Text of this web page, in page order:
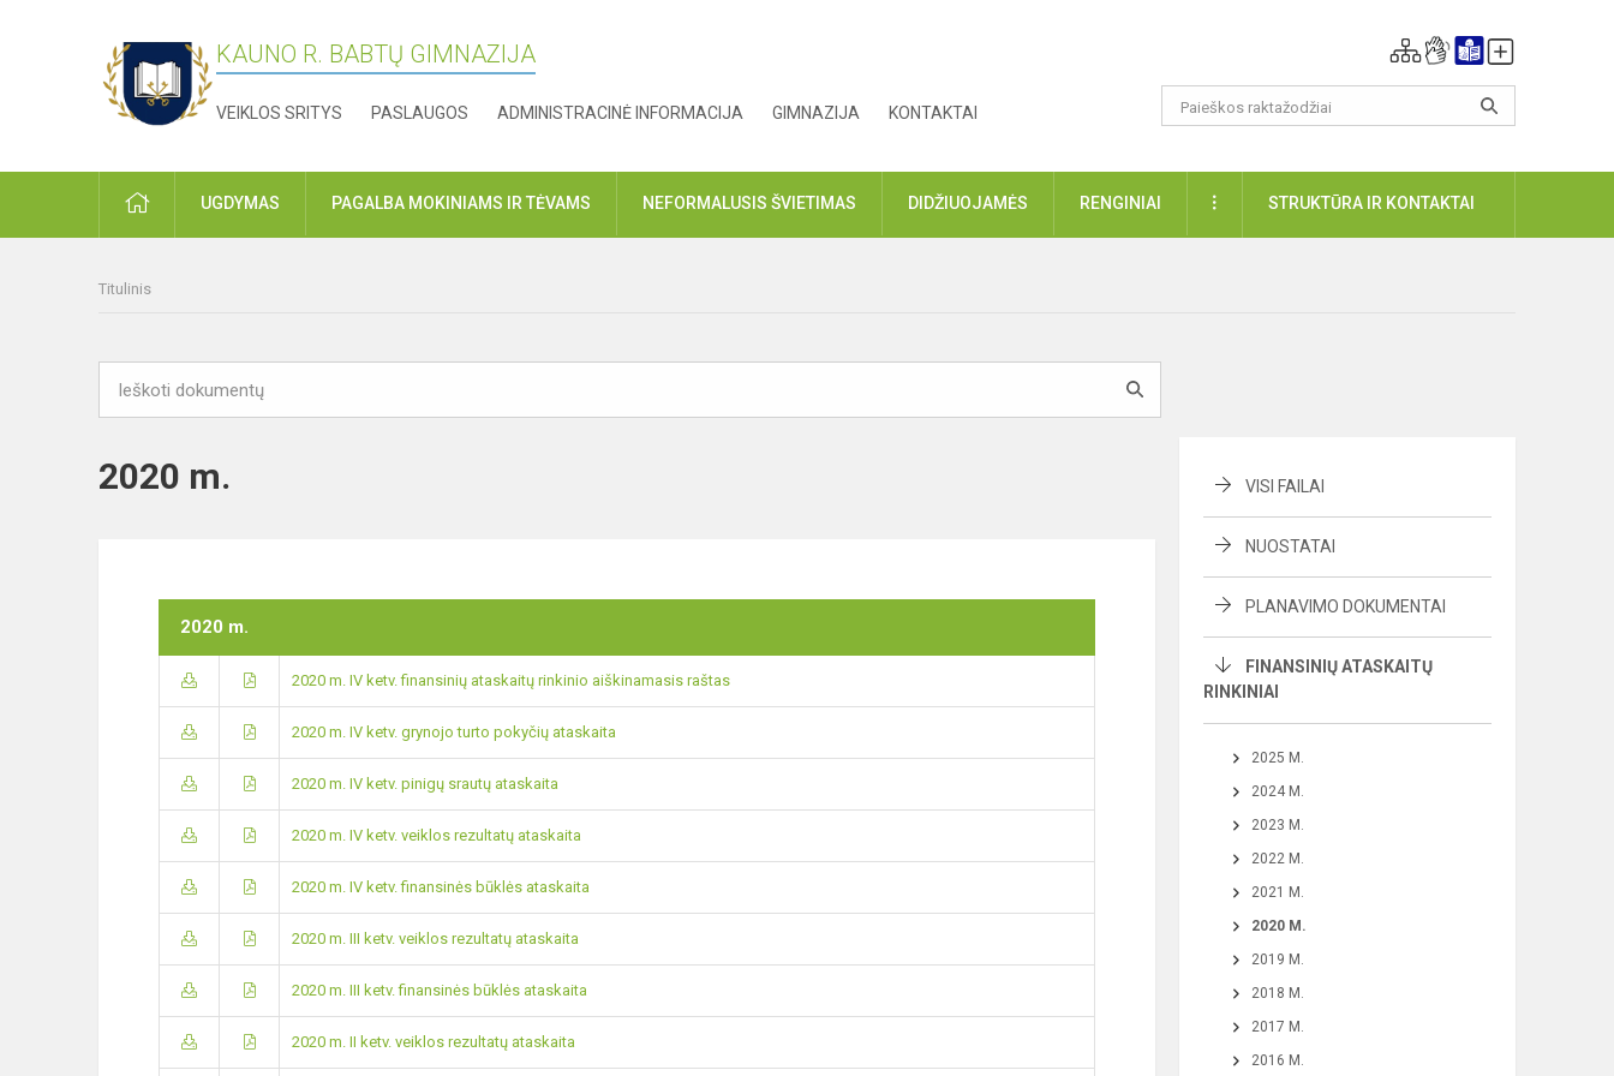
KAUNO R. BABTŲ GIMNAZIJA
VEIKLOS SRITYS PASLAUGOS ADMINISTRACINĖ INFORMACIJA GIMNAZIJA KONTAKTAI
PRADŽIAUGDYMAS PAGALBA MOKINIAMS IR TĖVAMS NEFORMALUSIS ŠVIETIMAS DIDŽIUOJAMĖS RENGINIAI DAUGIAUSTRUKTŪRA IR KONTAKTAI
Titulinis
2020 m.
2020 m.
2020 m. IV ketv. finansinių ataskaitų rinkinio aiškinamasis raštas
2020 m. IV ketv. grynojo turto pokyčių ataskaita
2020 m. IV ketv. pinigų srautų ataskaita
2020 m. IV ketv. veiklos rezultatų ataskaita
2020 m. IV ketv. finansinės būklės ataskaita
2020 m. III ketv. veiklos rezultatų ataskaita
2020 m. III ketv. finansinės būklės ataskaita
2020 m. II ketv. veiklos rezultatų ataskaita
VISI FAILAI
NUOSTATAI
PLANAVIMO DOKUMENTAI
FINANSINIŲ ATASKAITŲ
RINKINIAI
2025 M.
2024 M.
2023 M.
2022 M.
2021 M.
2020 M.
2019 M.
2018 M.
2017 M.
2016 M.